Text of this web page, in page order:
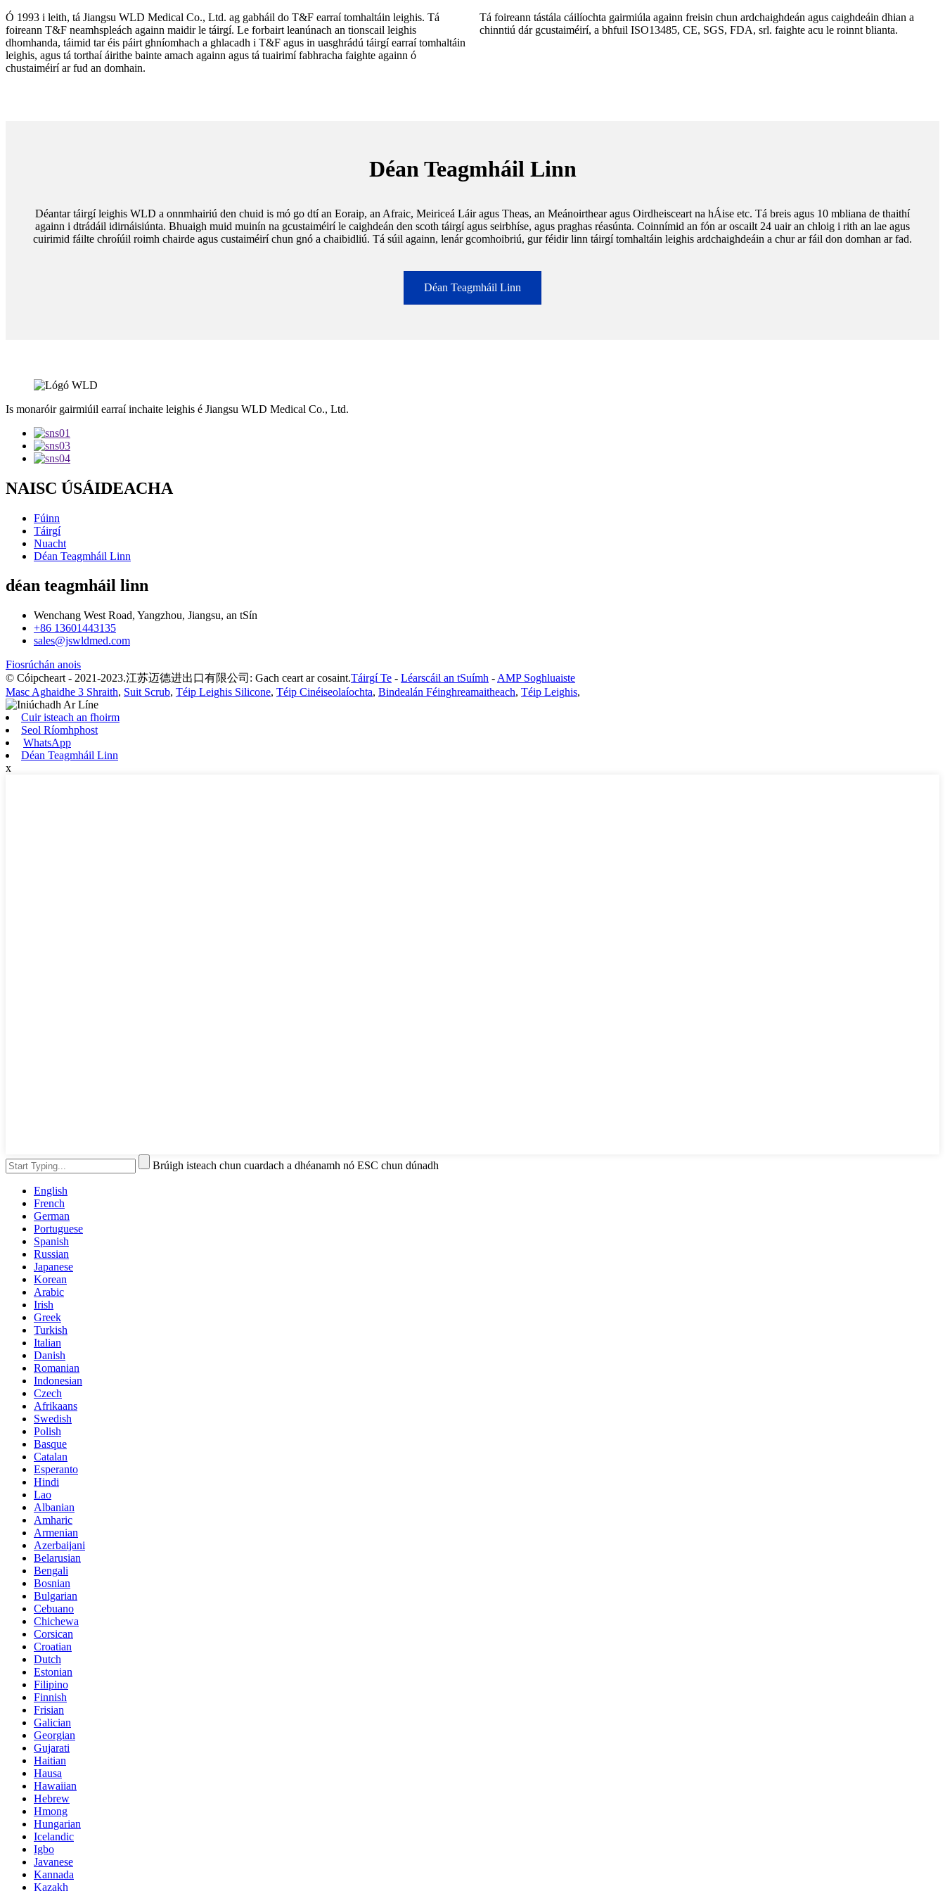
Ó 1993 i leith, tá Jiangsu WLD Medical Co., Ltd. ag gabháil do T&F earraí tomhaltáin leighis. Tá
foireann T&F neamhspleách againn maidir le táirgí. Le forbairt leanúnach an tionscail leighis
dhomhanda, táimid tar éis páirt ghníomhach a ghlacadh i T&F agus in uasghrádú táirgí earraí tomhaltáin
leighis, agus tá torthaí áirithe bainte amach againn agus tá tuairimí fabhracha faighte againn ó
chustaiméirí ar fud an domhain.
Tá foireann tástála cáilíochta gairmiúla againn freisin chun ardchaighdeán agus caighdeáin dhian a
chinntiú dár gcustaiméirí, a bhfuil ISO13485, CE, SGS, FDA, srl. faighte acu le roinnt blianta.
Déan Teagmháil Linn
Déantar táirgí leighis WLD a onnmhairiú den chuid is mó go dtí an Eoraip, an Afraic, Meiriceá Láir agus Theas, an Meánoirthear agus Oirdheisceart na hÁise etc. Tá breis agus 10 mbliana de thaithí
againn i dtrádáil idirnáisiúnta. Bhuaigh muid muinín na gcustaiméirí le caighdeán den scoth táirgí agus seirbhíse, agus praghas réasúnta. Coinnímid an fón ar oscailt 24 uair an chloig i rith an lae agus
cuirimid fáilte chroíúil roimh chairde agus custaiméirí chun gnó a chaibidliú. Tá súil againn, lenár gcomhoibriú, gur féidir linn táirgí tomhaltáin leighis ardchaighdeáin a chur ar fáil don domhan ar fad.
Déan Teagmháil Linn
Is monaróir gairmiúil earraí inchaite leighis é Jiangsu WLD Medical Co., Ltd.
NAISC ÚSÁIDEACHA
Fúinn
Táirgí
Nuacht
Déan Teagmháil Linn
déan teagmháil linn
Wenchang West Road, Yangzhou, Jiangsu, an tSín
+86 13601443135
sales@jswldmed.com
Fiosrúchán anois
© Cóipcheart - 2021-2023.江苏迈德进出口有限公司: Gach ceart ar cosaint.Táirgí Te - Léarscáil an tSuímh - AMP Soghluaiste
Masc Aghaidhe 3 Shraith, Suit Scrub, Téip Leighis Silicone, Téip Cinéiseolaíochta, Bindealán Féinghreamaitheach, Téip Leighis,
Cuir isteach an fhoirm
Seol Ríomhphost
WhatsApp
Déan Teagmháil Linn
x
Brúigh isteach chun cuardach a dhéanamh nó ESC chun dúnadh
English
French
German
Portuguese
Spanish
Russian
Japanese
Korean
Arabic
Irish
Greek
Turkish
Italian
Danish
Romanian
Indonesian
Czech
Afrikaans
Swedish
Polish
Basque
Catalan
Esperanto
Hindi
Lao
Albanian
Amharic
Armenian
Azerbaijani
Belarusian
Bengali
Bosnian
Bulgarian
Cebuano
Chichewa
Corsican
Croatian
Dutch
Estonian
Filipino
Finnish
Frisian
Galician
Georgian
Gujarati
Haitian
Hausa
Hawaiian
Hebrew
Hmong
Hungarian
Icelandic
Igbo
Javanese
Kannada
Kazakh